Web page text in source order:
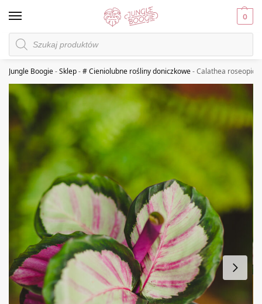
0
Jungle Boogie-Sklep-# Cieniolubne rośliny doniczkowe-Calathea